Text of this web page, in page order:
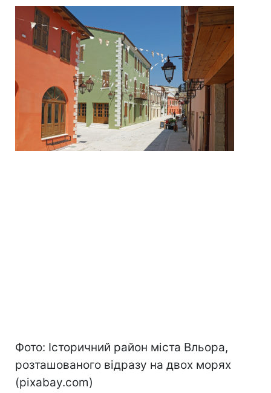
Фото: Історичний район міста Вльора,
розташованого відразу на двох морях
(pixabay.com)